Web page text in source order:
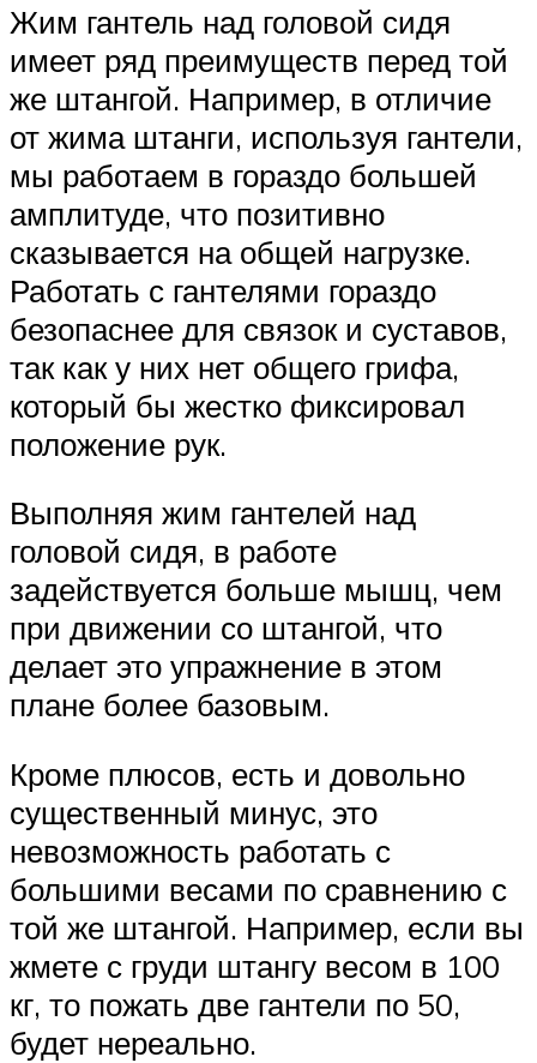
Жим гантель над головой сидя
имеет ряд преимуществ перед той
же штангой. Например, в отличие
от жима штанги, используя гантели,
мы работаем в гораздо большей
амплитуде, что позитивно
сказывается на общей нагрузке.
Работать с гантелями гораздо
безопаснее для связок и суставов,
так как у них нет общего грифа,
который бы жестко фиксировал
положение рук.
Выполняя жим гантелей над
головой сидя, в работе
задействуется больше мышц, чем
при движении со штангой, что
делает это упражнение в этом
плане более базовым.
Кроме плюсов, есть и довольно
существенный минус, это
невозможность работать с
большими весами по сравнению с
той же штангой. Например, если вы
жмете с груди штангу весом в 100
кг, то пожать две гантели по 50,
будет нереально.